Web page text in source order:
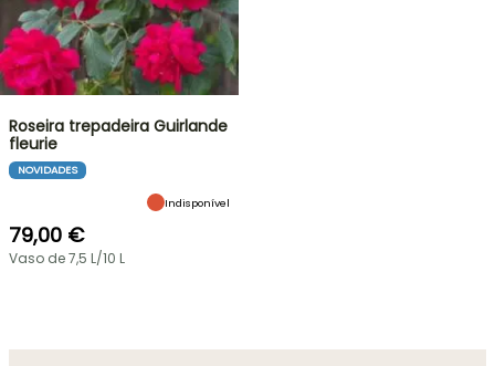
Roseira trepadeira Guirlande
fleurie
NOVIDADES
Indisponível
79,00 €
Vaso de 7,5 L/10 L